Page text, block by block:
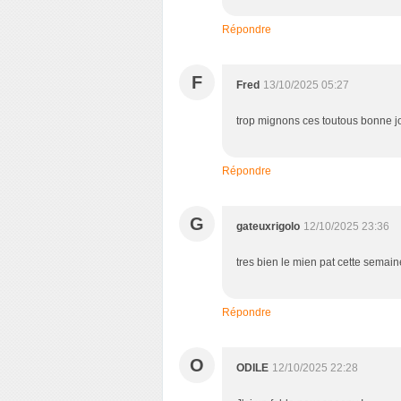
Répondre
F Fred 13/10/2025 05:27
trop mignons ces toutous bonne
Répondre
G gateuxrigolo 12/10/2025 23:36
tres bien le mien pat cette
Répondre
O ODILE 12/10/2025 22:28